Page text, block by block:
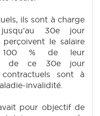
ils sont à charge
30e jour
perçoivent le salaire
100 % de leur
de ce 30e jour
contractuels sont à
invalidité.
pour objectif de